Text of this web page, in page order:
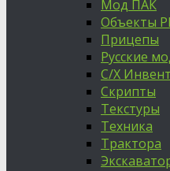
Мод ПАК
Объекты
Прицепы
Русские
С/Х
Скрипты
Текстуры
Техника
Трактора